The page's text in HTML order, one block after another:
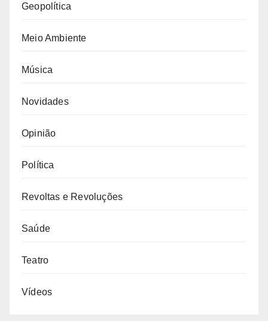
Geopolítica
Meio Ambiente
Música
Novidades
Opinião
Política
Revoltas e Revoluções
Saúde
Teatro
Vídeos